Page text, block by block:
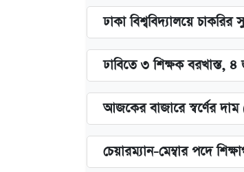
ঢাকা বিশ্ববিদ্যালয়ে
ঢাবিতে ৩ শিক্ষক বরখাস্ত, ৪
আজকের বাজারে স্বর্ণের
চেয়ারম্যান-মেম্বার পদে